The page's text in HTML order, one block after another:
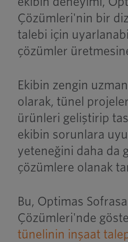
Çözümleri'nin bir
talebi için
çözümler
Ekibin zengin
olarak, tünel
ürünleri geliştirip
ekibin sorunlara
yeteneğini daha da
çözümlere olanak
Bu, Optimas
Çözümleri'nde
tünelinin inşaat